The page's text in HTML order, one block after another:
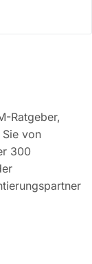
Ratgeber,
Sie von
300